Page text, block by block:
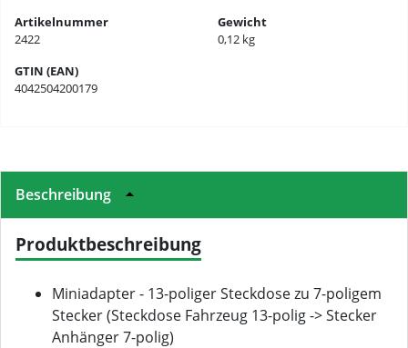
Artikelnummer
2422
Gewicht
0,12 kg
GTIN (EAN)
4042504200179
Beschreibung
Produktbeschreibung
Miniadapter - 13-poliger Steckdose zu 7-poligem
Stecker (Steckdose Fahrzeug 13-polig -> Stecker
Anhänger 7-polig)